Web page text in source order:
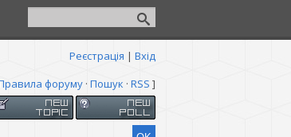
Реєстрація | Вхід
форуму· Пошук · RSS ]